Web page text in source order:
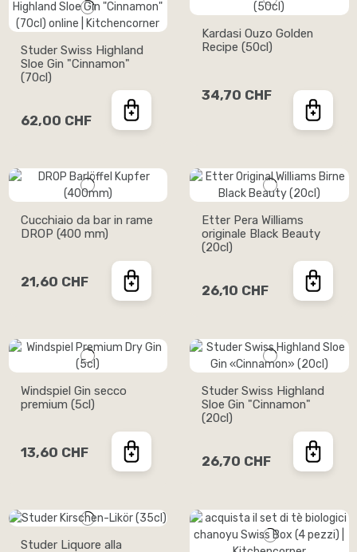
Studer Swiss Highland
Sloe Gin "Cinnamon"
(70cl)
62,00 CHF
Kardasi Ouzo Golden
Recipe (50cl)
34,70 CHF
Cucchiaio da bar in rame
DROP (400 mm)
21,60 CHF
Etter Pera Williams
originale Black Beauty
(20cl)
26,10 CHF
Windspiel Gin secco
premium (5cl)
13,60 CHF
Studer Swiss Highland
Sloe Gin "Cinnamon"
(20cl)
26,70 CHF
Studer Liquore alla